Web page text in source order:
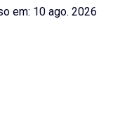
em: 10 ago. 2026